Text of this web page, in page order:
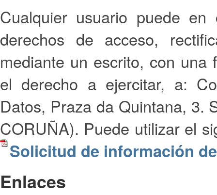
Cualquier usuario puede en
derechos de acceso,
mediante un escrito, con una
el derecho a ejercitar, a:
Datos, Praza da Quintana, 3.
CORUÑA). Puede utilizar el
Solicitud de información
Enlaces